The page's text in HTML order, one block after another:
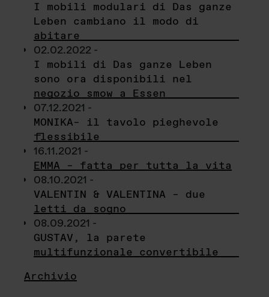
I mobili modulari di Das ganze
Leben cambiano il modo di
abitare
02.02.2022 -
I mobili di Das ganze Leben
sono ora disponibili nel
negozio smow a Essen
07.12.2021 -
MONIKA– il tavolo pieghevole
flessibile
16.11.2021 -
EMMA – fatta per tutta la vita
08.10.2021 -
VALENTIN & VALENTINA – due
letti da sogno
08.09.2021 -
GUSTAV, la parete
multifunzionale convertibile
Archivio